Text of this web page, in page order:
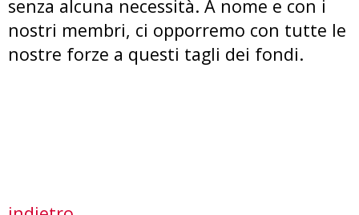
senza alcuna necessità. A nome e con i
nostri membri, ci opporremo con tutte le
nostre forze a questi tagli dei fondi.